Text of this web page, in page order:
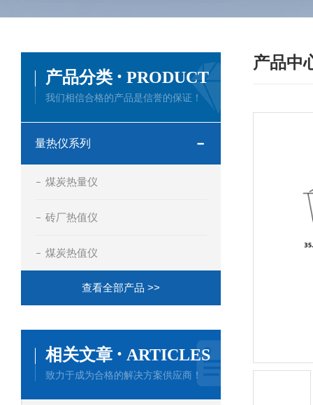
产品中
产品分类 · PRODUCT
我们相信合格的产品是信誉的保证！
量热仪系列
煤炭热量仪
砖厂热值仪
煤炭热值仪
查看全部产品 >>
相关文章 · ARTICLES
致力于成为合格的解决方案供应商！